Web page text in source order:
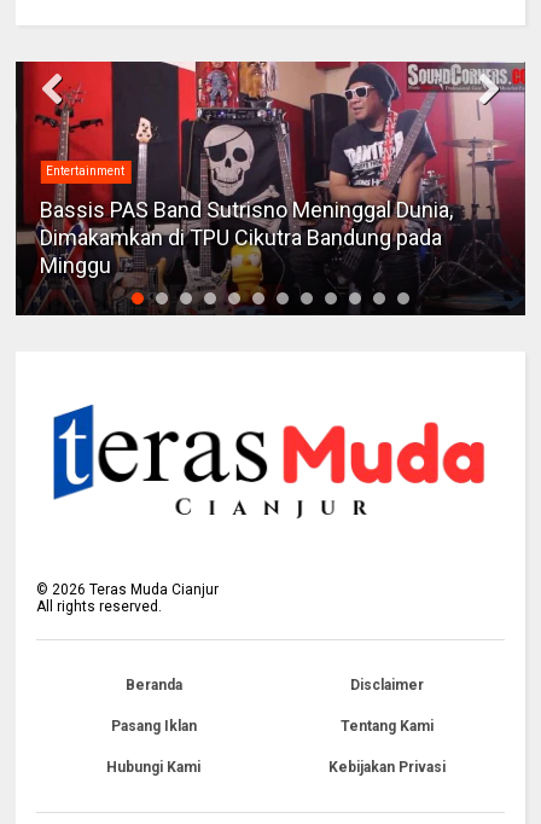
Entertainment
Bassis PAS Band Sutrisno Meninggal Dunia,
Dimakamkan di TPU Cikutra Bandung pada
Minggu
©2026 Teras Muda Cianjur
All rights reserved.
Beranda Disclaimer
Pasang Iklan Tentang Kami
Hubungi Kami Kebijakan Privasi